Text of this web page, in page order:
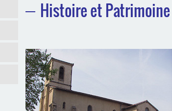
Histoire et Patrimoine